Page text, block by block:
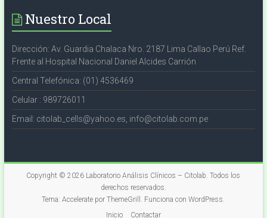
Nuestro Local
Dirección: Av. Guardia Chalaca Nro. 2187 Lima Callao Perú Ref.
Frente al Hospital Nacional Daniel Alcides Carrión
Central Telefónica: (01) 4536469
Celular : 989726011
Email: citolab_cells@yahoo.es, info@citolab.com.pe
Copyright © 2026 Laboratorio Análisis Clínicos – Citolab. Todos los
derechos reservados.
Tema:Accelerate por ThemeGrill. Funciona conWordPress.
Inicio
Contactar